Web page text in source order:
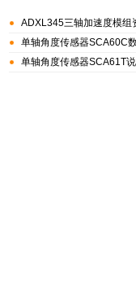
ADXL345三轴加速度模组
单轴角度传感器SCA60C
单轴角度传感器SCA61T